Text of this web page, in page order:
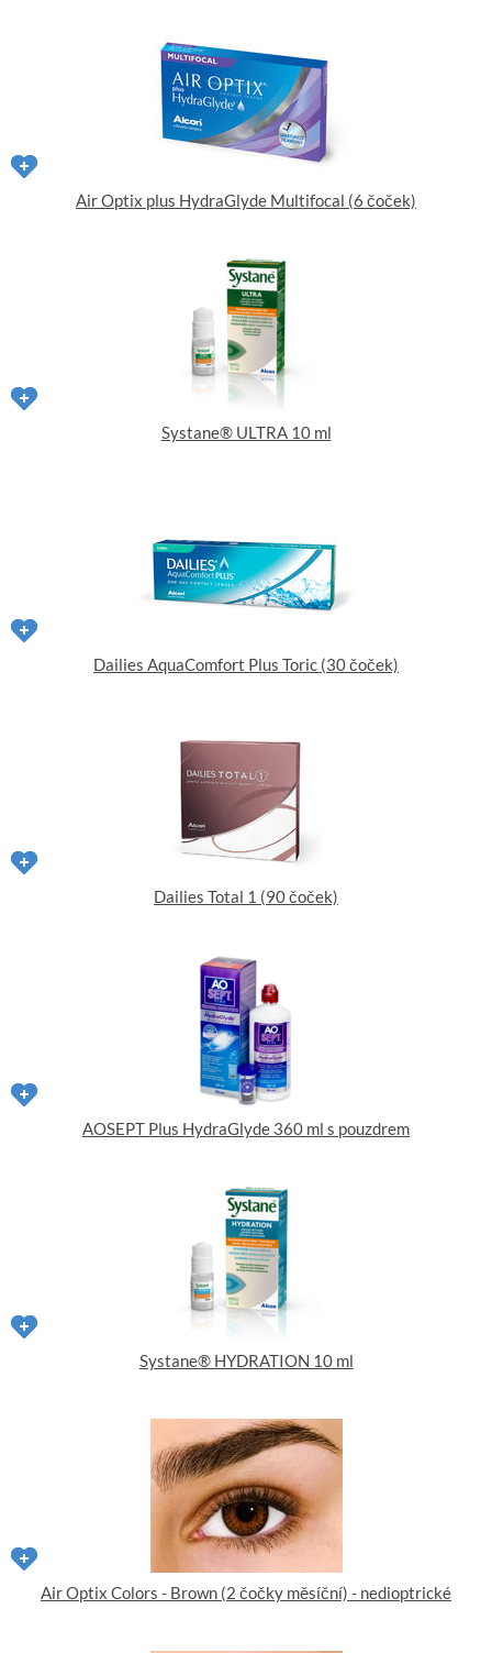
Air Optix plus HydraGlyde Multifocal (6 čoček)
Systane® ULTRA 10 ml
Dailies AquaComfort Plus Toric (30 čoček)
Dailies Total 1 (90 čoček)
AOSEPT Plus HydraGlyde 360 ml s pouzdrem
Systane® HYDRATION 10 ml
Air Optix Colors - Brown (2 čočky měsíční) - nedioptrické